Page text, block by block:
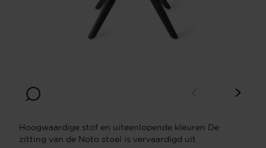
Hoogwaardige stof en uiteenlopende kleuren De
zitting van de Noto stoel is vervaardigd uit